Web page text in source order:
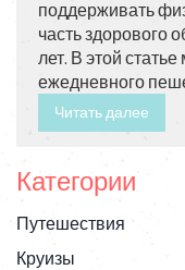
поддерживать
часть здорового
лет. В этой
ежедневного
сколько шагов
поддерживать
сделать ходьбу
к значительным
самочувствии.
Читать далее
Категории
Путешествия
Круизы